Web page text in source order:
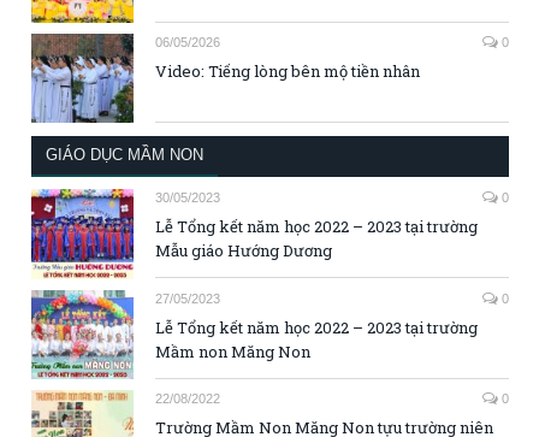
06/05/2026 0
Video: Tiếng lòng bên mộ tiền nhân
GIÁO DỤC MẦM NON
30/05/2023 0
Lễ Tổng kết năm học 2022 – 2023 tại trường
Mẫu giáo Hướng Dương
27/05/2023 0
Lễ Tổng kết năm học 2022 – 2023 tại trường
Mầm non Măng Non
22/08/2022 0
Trường Mầm Non Măng Non tựu trường niên